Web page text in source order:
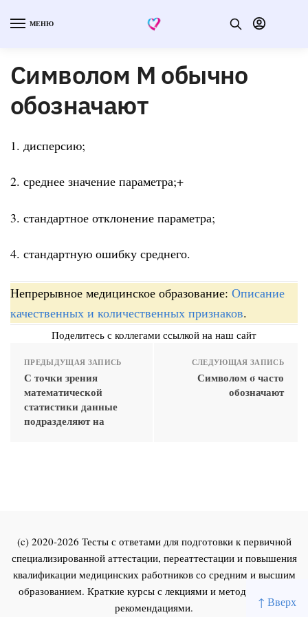
↑ Вверх
МЕНЮ
Символом M обычно
обозначают
1. дисперсию;
2. среднее значение параметра;+
3. стандартное отклонение параметра;
4. стандартную ошибку среднего.
Непрерывное медицинское образование: Описание
качественных и количественных признаков.
Поделитесь с коллегами ссылкой на наш сайт
ПРЕДЫДУЩАЯ ЗАПИСЬ
С точки зрения
математической
статистики данные
подразделяют на
СЛЕДУЮЩАЯ ЗАПИСЬ
Символом σ часто
обозначают
(c) 2020-2026 Тесты с ответами для подготовки к первичной
специализированной аттестации, переаттестации и повышения
квалификации медицинских работников со средним и высшим
образованием. Краткие курсы с лекциями и методическими
рекомендациями.